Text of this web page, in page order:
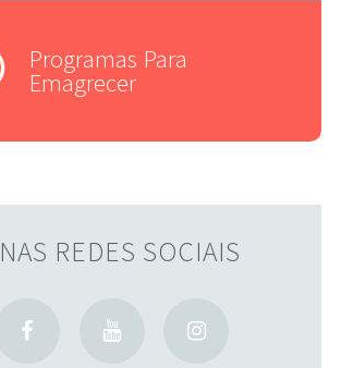
Programas Para
Emagrecer
NAS REDES SOCIAIS